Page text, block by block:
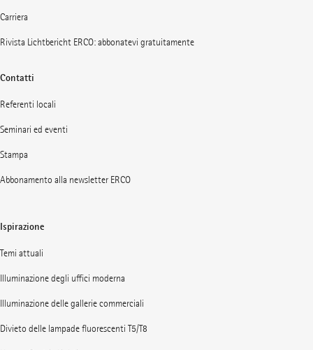
Carriera
Rivista Lichtbericht ERCO: abbonatevi gratuitamente
Contatti
Referenti locali
Seminari ed eventi
Stampa
Abbonamento alla newsletter ERCO
Ispirazione
Temi attuali
Illuminazione degli uffici moderna
Illuminazione delle gallerie commerciali
Divieto delle lampade fluorescenti T5/T8